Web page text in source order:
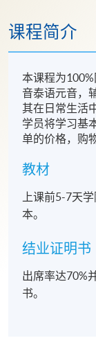
课程简介
本课程为
音泰语元音，
其在日常生活
学员将学习基
单的价格，购
教材
上课前5-7天
本。
结业证明书
出席率达70%
书。